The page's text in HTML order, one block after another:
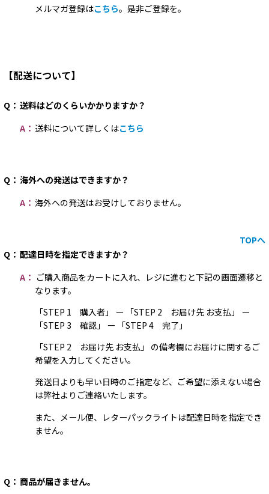
メルマガ登録はこちら。是非ご登録を。
【配送について】
Q： 送料はどのくらいかかりますか？
A： 送料について詳しくはこちら
Q： 海外への発送はできますか？
A： 海外への発送はお受けしておりません。
TOPへ
Q： 配達日時を指定できますか？
A： ご購入商品をカートに入れ、レジに進むと下記の画面遷移と
なります。
「STEP 1 購入者」 ー 「STEP 2 お届け先 お支払」 ー
「STEP 3 確認」 ー 「STEP 4 完了」
「STEP 2 お届け先 お支払」 の備考欄にお届けに関するご
希望を入力してください。
発送日よりも早い日時のご指定など、ご希望に添えない場合
は弊社よりご連絡いたします。
また、メール便、レターパックライトは配達日時を指定でき
ません。
Q： 商品が届きません。